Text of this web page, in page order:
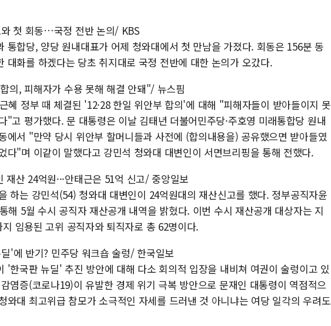
첫 회동…국정 전반 논의/ KBS
통합당, 양당 원내대표가 어제 청와대에서 첫 만남을 가졌다. 회동은 156분 동
대화를 하겠다는 당초 취지대로 국정 전반에 대한 논의가 오갔다.
의, 피해자가 수용 못해 해결 안돼"/ 뉴스핌
혜 정부 때 체결된 '12·28 한일 위안부 합의'에 대해 "피해자들이 받아들이지 못
"고 평가했다. 문 대통령은 이날 김태년 더불어민주당·주호영 미래통합당 원내
에서 "만약 당시 위안부 할머니들과 사전에 (합의내용을) 공유했으면 받아들였
다"며 이같이 말했다고 강민석 청와대 대변인이 서면브리핑을 통해 전했다.
산 24억원···안태근은 51억 신고/ 중앙일보
하는 강민석(54) 청와대 대변인이 24억원대의 재산신고를 했다. 정부공직자윤
해 5월 수시 공직자 재산공개 내역을 밝혔다. 이번 수시 재산공개 대상자는 지
임용된 고위 공직자와 퇴직자로 총 62명이다.
'에 반기? 민주당 워크숍 술렁/ 한국일보
'한국판 뉴딜' 추진 방안에 대해 다소 회의적 입장을 내비쳐 여권이 술렁이고 있
염증(코로나19)이 유발한 경제 위기 극복 방안으로 문재인 대통령이 역점적으
와대 최고위급 참모가 소극적인 자세를 드러낸 것 아니냐는 여당 일각의 우려도